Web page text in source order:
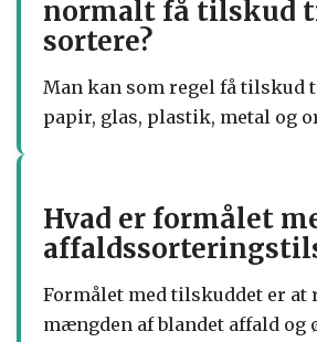
normalt få tilskud
sortere?
Man kan som regel få tilskud
papir, glas, plastik, metal og
Hvad er formålet
Formålet med tilskuddet er at
mængden af blandet affald og